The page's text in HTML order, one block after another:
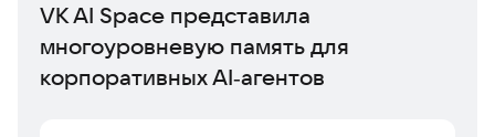
VK AI Space представила
многоуровневую память для
корпоративных AI‑агентов